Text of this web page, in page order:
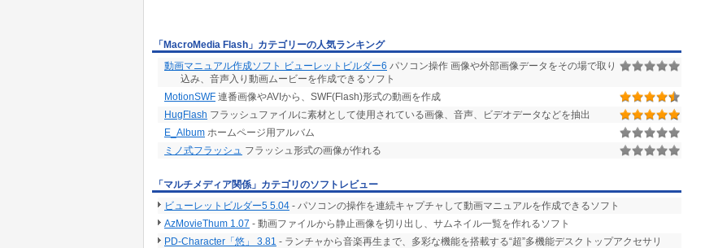
「MacroMedia Flash」カテゴリーの人気ランキング
動画マニュアル作成ソフト ビューレットビルダー6 パソコン操作 画像や外部画像データをその場で取り
込み、音声入り動画ムービーを作成できるソフト
MotionSWF 連番画像やAVIから、SWF(Flash)形式の動画を作成
HugFlash フラッシュファイルに素材として使用されている画像、音声、ビデオデータなどを抽出
E_Album ホームページ用アルバム
ミノ式フラッシュ フラッシュ形式の画像が作れる
「マルチメディア関係」カテゴリのソフトレビュー
ビューレットビルダー5 5.04 - パソコンの操作を連続キャプチャして動画マニュアルを作成できるソフト
AzMovieThum 1.07 - 動画ファイルから静止画像を切り出し、サムネイル一覧を作れるソフト
PD-Character「悠」 3.81 - ランチャから音楽再生まで、多彩な機能を搭載する“超”多機能デスクトップアクセサリ